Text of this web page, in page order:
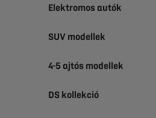
Elektromos autók
SUV modellek
4-5 ajtós modellek
DS kollekció